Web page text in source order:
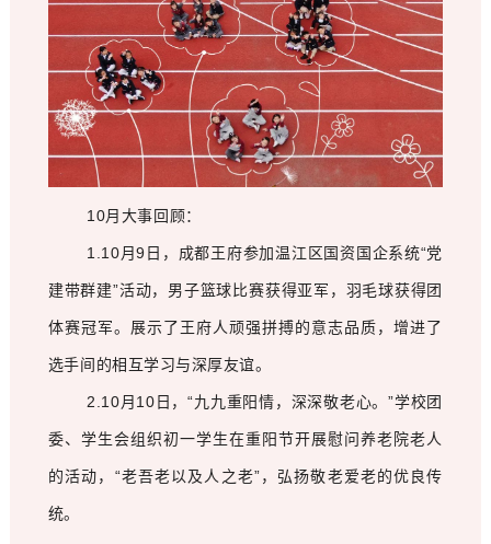
10月大事回顾：
1.10月9日，成都王府参加温江区国资国企系统“党
建带群建”活动，男子篮球比赛获得亚军，羽毛球获得团
体赛冠军。展示了王府人顽强拼搏的意志品质，增进了
选手间的相互学习与深厚友谊。
2.10月10日，“九九重阳情，深深敬老心。”学校团
委、学生会组织初一学生在重阳节开展慰问养老院老人
的活动，“老吾老以及人之老”，弘扬敬老爱老的优良传
统。